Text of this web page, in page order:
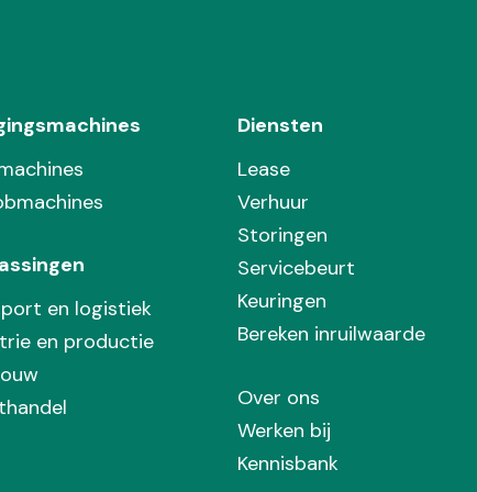
en logistiek
en productie
Diensten
Lease
Verhuur
Storingen
Servicebeurt
Keuringen
Bereken inruilwaarde
Over ons
Werken bij
Kennisbank